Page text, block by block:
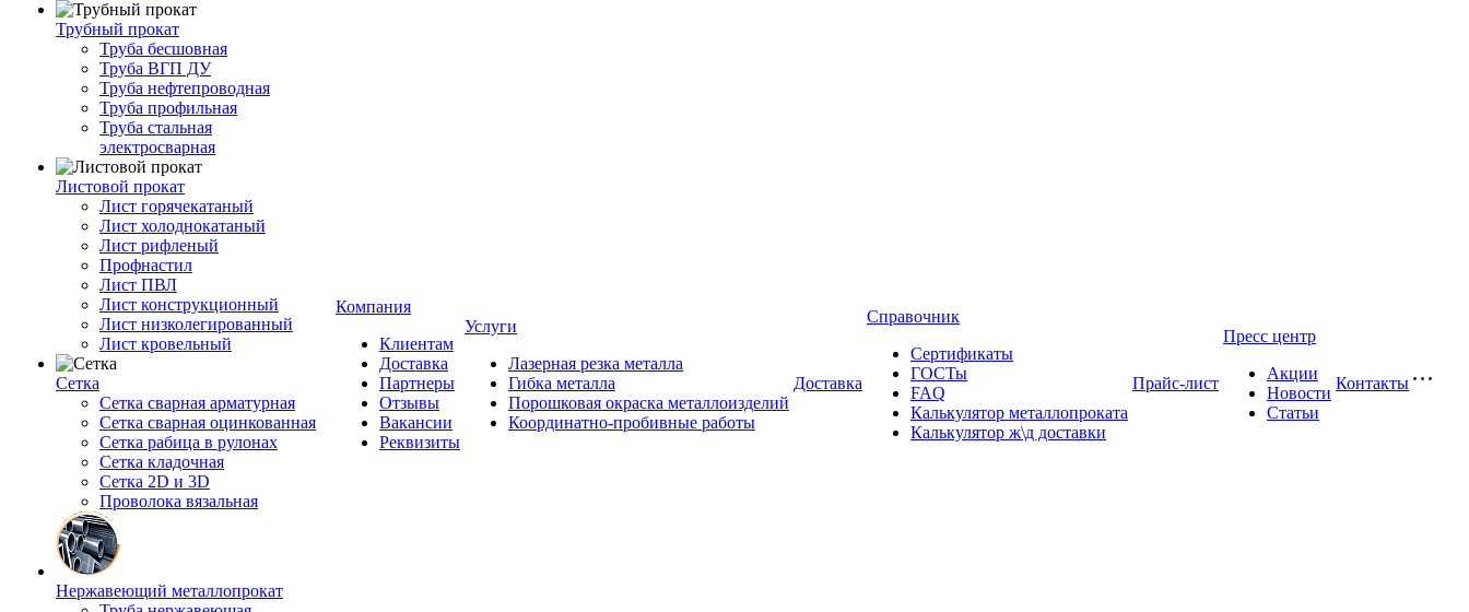
Трубный прокат
Труба бесшовная
Труба ВГП ДУ
Труба нефтепроводная
Труба профильная
Труба стальная
электросварная
Листовой прокат
Лист горячекатаный
Лист холоднокатаный
Лист рифленый
Профнастил
Лист ПВЛ
Лист конструкционный
Лист низколегированный
Лист кровельный
Сетка
Сетка сварная арматурная
Сетка сварная оцинкованная
Сетка рабица в рулонах
Сетка кладочная
Сетка 2D и 3D
Проволока вязальная
Нержавеющий металлопрокат
Компания
Клиентам
Доставка
Партнеры
Отзывы
Вакансии
Реквизиты
Услуги
Лазерная резка металла
Гибка металла
Порошковая окраска металлоизделий
Координатно-пробивные работы
Доставка
Справочник
Сертификаты
ГОСТы
FAQ
Калькулятор металлопроката
Калькулятор ж\д доставки
Прайс-лист
Пресс центр
Акции
Новости
Статьи
Контакты